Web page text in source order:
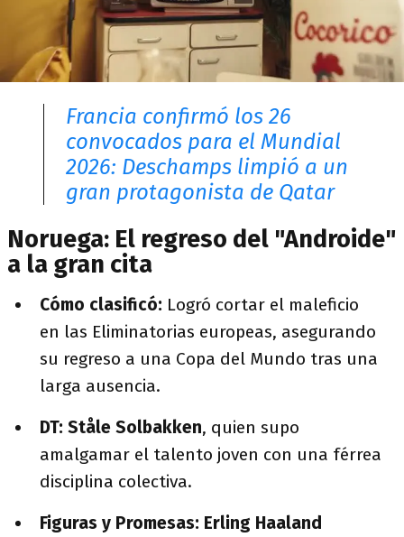
Francia confirmó los 26
convocados para el Mundial
2026: Deschamps limpió a un
gran protagonista de Qatar
Noruega: El regreso del "Androide"
a la gran cita
Cómo clasificó: Logró cortar el maleficio
en las Eliminatorias europeas, asegurando
su regreso a una Copa del Mundo tras una
larga ausencia.
DT: Ståle Solbakken, quien supo
amalgamar el talento joven con una férrea
disciplina colectiva.
Figuras y Promesas: Erling Haaland